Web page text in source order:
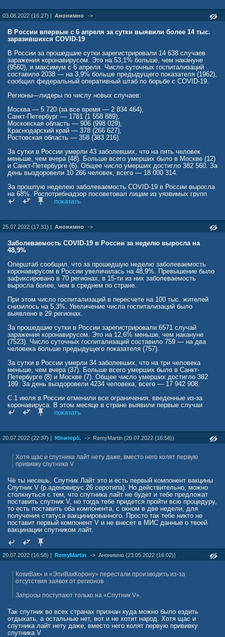
переболевший коронавирусной инфекцией, при каждом новом
заражении будет переносить болезнь тяжелее. Он отметил, что в
"Омикрон", которые реже приводят к тяжелому течению COVID-19 и
смерти пациента, чем более ранние варианты. Однако при
Свыше 56% носителей "Омикрона" не подозревают, что недавно
переболели коронавирусом, выяснили ранее в американском
медицинском центре CSMC. Данные были получены после
изучения 2 400 добровольцев из Калифорнии. Участникам
присутствие частиц коронавируса или антител к нему в организме.
Подробнее: www.m24.ru/news/obshchestvo/18082022/492103
03.08.2022 (16:27) | Анонимно ->
В России впервые с 6 апреля за сутки выявили более 14 тыс.
заразившихся COVID-19
В России за прошедшие сутки зарегистрировали 14 638 случаев
заражения коронавирусом. Это на 53,1% больше, чем накануне
(9560), и максимум с 6 апреля. Число суточных госпитализаций
составило 2038 — на 3,9% больше предыдущего показателя (1962),
сообщил федеральный оперативный штаб по борьбе с COVID-19.
Регионы—лидеры по числу новых случаев:
Москва — 5 720 (за все время — 2 834 464),
Санкт-Петербург — 1781 (1 558 889),
Московская область — 906 (998 029),
Краснодарский край — 378 (266 627),
Ростовская область — 358 (383 216).
За сутки в России умерли 43 заболевших, что на пять человек
меньше, чем вчера (48). Больше всего умерших было в Москве (12)
и Санкт-Петербурге (6). Общее число умерших достигло 382 560. За
день выздоровели 10 266 человек, всего — 18 000 314.
За прошлую неделею заболеваемость COVID-19 в России выросла
на 68%. Роспотребнадзор посоветовал лицам из уязвимых групп
носить маски в общественных местах.
news.mail.ru/society/52456460/?frommail=1&utm_partner_id=969
показать
25.07.2022 (17:31) | Анонимно ->
Заболеваемость COVID-19 в России за неделю выросла на
48,9%
Оперштаб сообщил, что за прошедшую неделю заболеваемость
коронавирусом в России увеличилась на 48,9%. Превышение было
зафиксировано в 70 регионах, в 15-ти из них заболеваемость
выросла более, чем в среднем по стране.
При этом число госпитализаций в пересчете на 100 тыс. жителей
снизилось на 5,3%. Увеличение числа госпитализаций было
выявлено в 29 регионах.
За прошедшие сутки в России зарегистрировали 6571 случай
заражения коронавирусом. Это на 12,6% меньше, чем накануне
(7523). Число суточных госпитализаций составило 759 — на два
человека больше предыдущего показателя (757).
За сутки в России умерли 34 заболевших, что на три человека
меньше, чем вчера (37). Больше всего умерших было в Санкт-
Петербурге (8) и Москве (7). Общее число умерших достигло 382
189. За день выздоровели 4234 человека, всего — 17 942 908.
С 1 июля в России отменили все ограничения, введенные из-за
коронавируса. В этом месяце в стране выявили первые случаи
заражения новым, более заразным подвариантом омикрон-штамма
Лаура Кеффер
показать
20.07.2022 (22:37) | Юпитер5. -> RemyMartin (20.07.2022 (16:58))
Хотя щас и спутника лайт нету даже, вместо него колят первую
прививку спутника V
Чё ты несешь, Спутник Лайт это и есть первый компонент вакцины
Спутник V (р.аденовирус 26 серотипа). Но действительно, можно
столкнуться с тем, что спутника лайт не будет и тебе предложат
поставить спутник V, но тогда тебе придется пройти всю процедуру,
то есть поставить оба компонента, с окном в две недели, для
получения статуса вакцинированного. Просто так тебе никто не
поставит первый компонент V и не внесет в МИС данные о твоей
вакцинации спутником лайт.
20.07.2022 (16:58) | RemyMartin -> Анонимно (23.05.2022 (16:02))
КовиВак» и «ЭпиВакКорону» перестали производить из-за
отсутствия заявок от регионов
Запросы поступают только на «Спутник V».
Так спутник во всех странах признан куда можно было ездить
отдыхать, а остальные нет, вот и не хотит народ. Хотя щас и
спутника лайт нету даже, вместо него колят первую прививку
спутника V